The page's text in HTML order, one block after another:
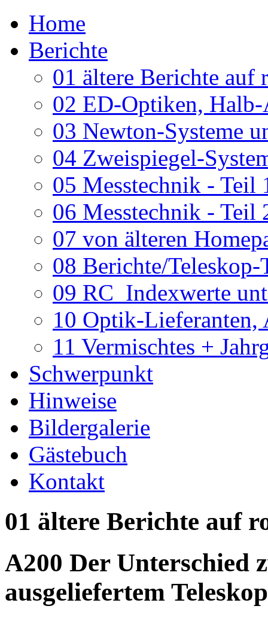
Home
Berichte
01 ältere Berichte auf
02 ED-Optiken, Halb-
03 Newton-Systeme
04 Zweispiegel-
05 Messtechnik - Teil
06 Messtechnik - Teil
07 von älteren
08 Berichte/
09 RC_Indexwerte
10 Optik-Lieferanten,
11 Vermischtes +
Schwerpunkt
Hinweise
Bildergalerie
Gästebuch
Kontakt
01 ältere Berichte auf
A200 Der Unterschied
ausgeliefertem